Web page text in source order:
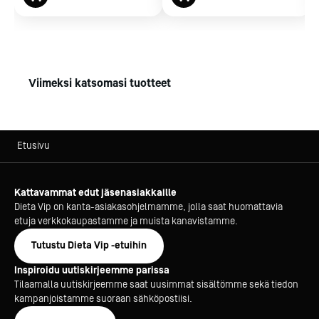
Viimeksi katsomasi tuotteet
Etusivu
Kattavammat edut jäsenasiakkaille
Dieta Vip on kanta-asiakasohjelmamme, jolla saat huomattavia
etuja verkkokaupastamme ja muista kanavistamme.
Tutustu Dieta Vip -etuihin
Inspiroidu uutiskirjeemme parissa
Tilaamalla uutiskirjeemme saat uusimmat sisältömme sekä tiedon
kampanjoistamme suoraan sähköpostiisi.